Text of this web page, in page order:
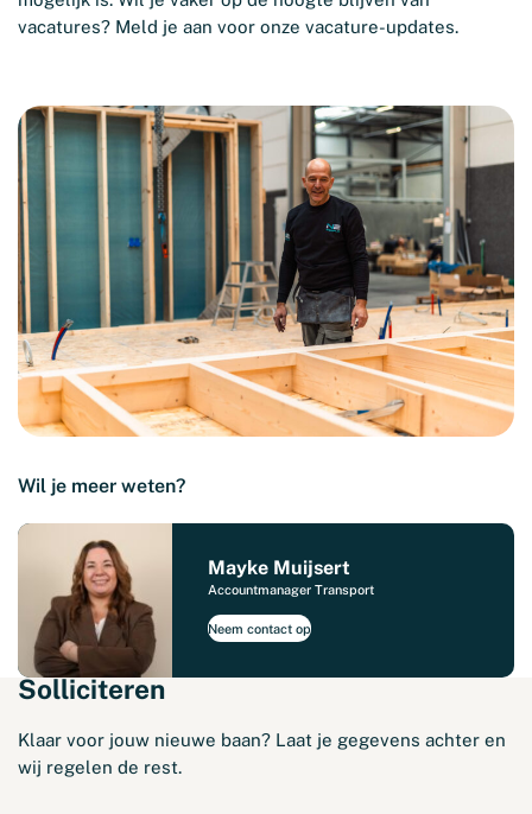
Wil je meer weten?
Mayke Muijsert
Accountmanager Transport
Neem contact op
vacatures? Meld je aan voor onze vacature-updates.
Solliciteren
Klaar voor jouw nieuwe baan? Laat je gegevens achter en
wij regelen de rest.